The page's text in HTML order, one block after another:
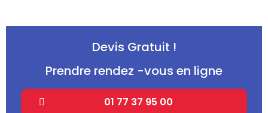
Devis Gratuit !
Prendre rendez -vous en ligne
01 77 37 95 00